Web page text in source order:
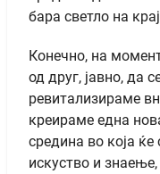
бара светло на
Конечно, на
од друг, јавно, да
ревитализираме
креираме една
средина во која
искуство и